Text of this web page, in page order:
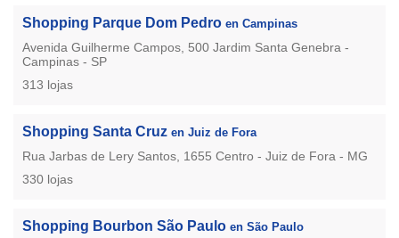
Shopping Parque Dom Pedro en Campinas
Avenida Guilherme Campos, 500 Jardim Santa Genebra -
Campinas - SP
313 lojas
Shopping Santa Cruz en Juiz de Fora
Rua Jarbas de Lery Santos, 1655 Centro - Juiz de Fora - MG
330 lojas
Shopping Bourbon São Paulo en São Paulo